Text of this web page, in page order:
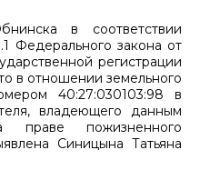
в соответствии
Федерального закона от
регистрации
в отношении земельного
40:27:030103:98 в
владеющего данным
праве пожизненного
Синицына Татьяна